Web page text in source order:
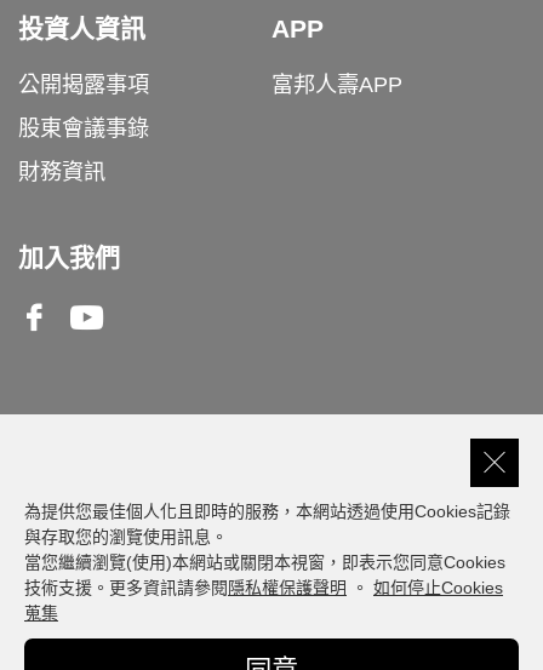
投資人資訊
公開揭露事項
股東會議事錄
財務資訊
APP
富邦人壽APP
加入我們
客服專線0809-000-550
建議瀏覽器版本: 最新版本 Chrome、Firefox、
Safari、Edge
為提供您最佳個人化且即時的服務，本網站透過使用Cookies記錄
與存取您的瀏覽使用訊息。
當您繼續瀏覽(使用)本網站或關閉本視窗，即表示您同意Cookies
技術支援。更多資訊請參閱 隱私權保護聲明 。 如何停止Cookies
蒐集